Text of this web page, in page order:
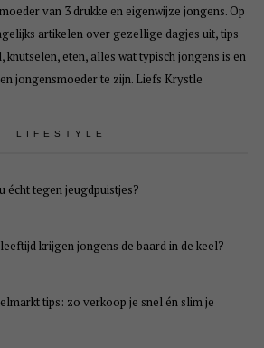
van 3 drukke en eigenwijze jongens. Op
artikelen over gezellige dagjes uit, tips
eten, alles wat typisch jongens is en
jongensmoeder te zijn. Liefs Krystle
LIFESTYLE
écht tegen jeugdpuistjes?
krijgen jongens de baard in de keel?
tips: zo verkoop je snel én slim je